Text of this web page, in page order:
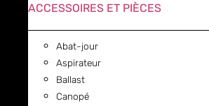
ACCESSOIRES ET PIÈCES
Abat-jour
Aspirateur
Ballast
Canopé